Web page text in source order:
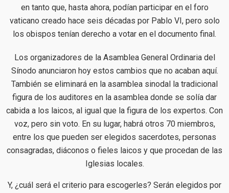
en tanto que, hasta ahora, podían participar en el foro
vaticano creado hace seis décadas por Pablo VI, pero solo
los obispos tenían derecho a votar en el documento final.
Los organizadores de la Asamblea General Ordinaria del
Sínodo anunciaron hoy estos cambios que no acaban aquí.
También se eliminará en la asamblea sinodal la tradicional
figura de los auditores en la asamblea donde se solía dar
cabida a los laicos, al igual que la figura de los expertos. Con
voz, pero sin voto. En su lugar, habrá otros 70 miembros,
entre los que pueden ser elegidos sacerdotes, personas
consagradas, diáconos o fieles laicos y que procedan de las
Iglesias locales.
Y, ¿cuál será el criterio para escogerles? Serán elegidos por